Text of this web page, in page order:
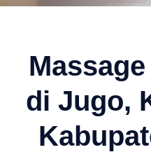
di Jugo,